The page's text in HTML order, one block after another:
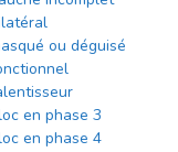
ou déguisé
en phase 3
en phase 4